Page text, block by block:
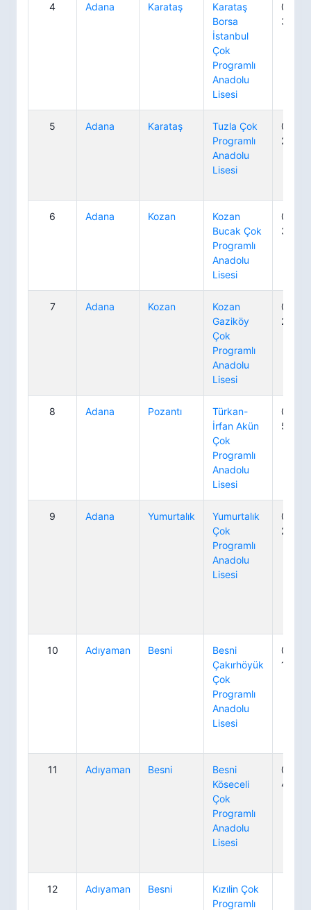
4 Adana Karataş
Karataş
Borsa
İstanbul
Çok
Programlı
Anadolu
Lisesi
0 322
37 63
5 Adana Karataş
Tuzla Çok
Programlı
Anadolu
Lisesi
0 322
25 25
6 Adana Kozan
Kozan
Bucak Çok
Programlı
Anadolu
Lisesi
0 322
34 88
7 Adana Kozan
Kozan
Gaziköy
Çok
Programlı
Anadolu
Lisesi
0 322
21 05
8 Adana Pozantı
Türkan-
İrfan Akün
Çok
Programlı
Anadolu
Lisesi
0 322
54 59
9 Adana Yumurtalık
Yumurtalık
Çok
Programlı
Anadolu
Lisesi
0 322
20 28
10 Adıyaman Besni
Besni
Çakırhöyük
Çok
Programlı
Anadolu
Lisesi
0 416
13 13
11 Adıyaman Besni
Besni
Köseceli
Çok
Programlı
Anadolu
Lisesi
0 416
41 13
12 Adıyaman Besni
Kızılin Çok
Programlı